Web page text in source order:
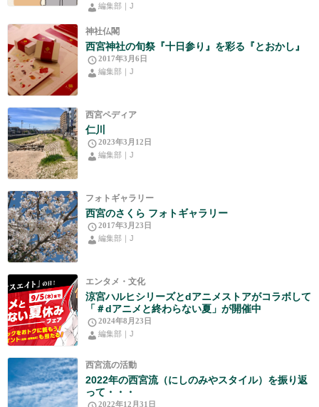
編集部｜J
神社仏閣
西宮神社の旬祭『十日参り』を彩る『とおかし』
2017年3月6日
編集部｜J
西宮ペディア
仁川
2023年3月12日
編集部｜J
フォトギャラリー
西宮のさくら フォトギャラリー
2017年3月23日
編集部｜J
エンタメ・文化
涼宮ハルヒシリーズとdアニメストアがコラボして
「＃dアニメと終わらない夏」が開催中
2024年8月23日
編集部｜J
西宮流の活動
2022年の西宮流（にしのみやスタイル）を振り返
って・・・
2022年12月31日